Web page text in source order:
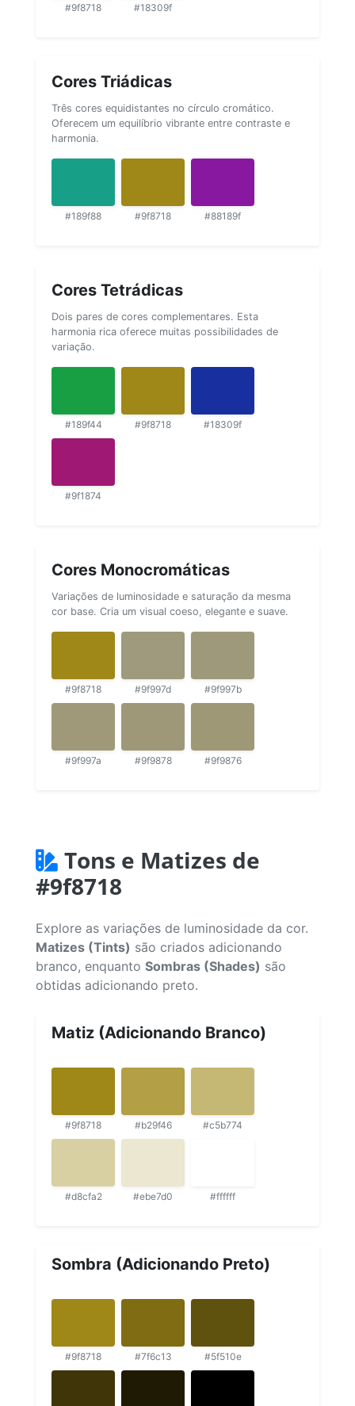
#9f8718 #18309f
Cores Triádicas
Três cores equidistantes no círculo cromático.
Oferecem um equilíbrio vibrante entre contraste e
harmonia.
#189f88 #9f8718 #88189f
Cores Tetrádicas
Dois pares de cores complementares. Esta
harmonia rica oferece muitas possibilidades de
variação.
#189f44 #9f8718 #18309f
#9f1874
Cores Monocromáticas
Variações de luminosidade e saturação da mesma
cor base. Cria um visual coeso, elegante e suave.
#9f8718 #9f997d #9f997b
#9f997a #9f9878 #9f9876
Tons e Matizes de
#9f8718
Explore as variações de luminosidade da cor.
Matizes (Tints) são criados adicionando
branco, enquanto Sombras (Shades) são
obtidas adicionando preto.
Matiz (Adicionando Branco)
#9f8718 #b29f46 #c5b774
#d8cfa2 #ebe7d0 #ffffff
Sombra (Adicionando Preto)
#9f8718 #7f6c13 #5f510e